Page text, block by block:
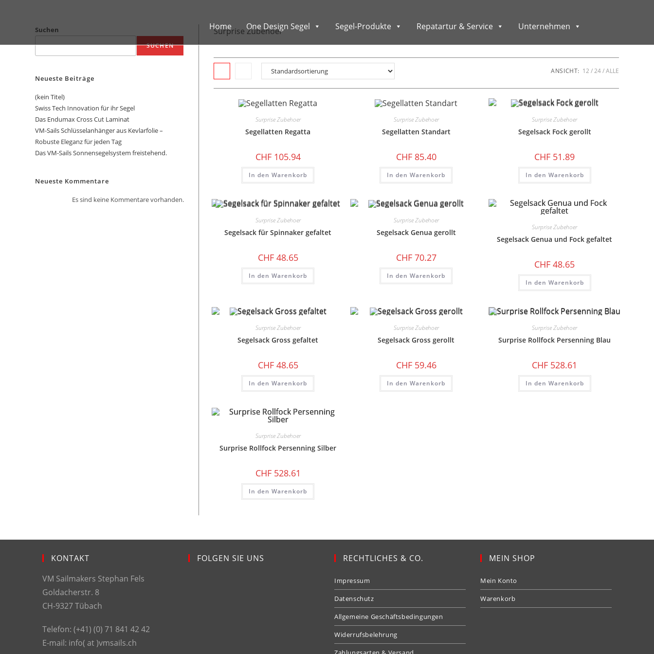
Home One Design Segel Segel-Produkte Repatartur & Service Unternehmen
Surprise Zubehoer
ANSICHT: 12 24 ALLE
Surprise Zubehoer
Segellatten Regatta
CHF105.94
In den Warenkorb
Surprise Zubehoer
Segellatten Standart
CHF85.40
In den Warenkorb
Surprise Zubehoer
Segelsack Fock gerollt
CHF 51.89
In den Warenkorb
Surprise Zubehoer
Segelsack für Spinnaker gefaltet
CHF48.65
In den Warenkorb
Surprise Zubehoer
Segelsack Genua gerollt
CHF70.27
In den Warenkorb
Surprise Zubehoer
Segelsack Genua und Fock gefaltet
CHF 48.65
In den Warenkorb
Surprise Zubehoer
Segelsack Gross gefaltet
CHF48.65
In den Warenkorb
Surprise Zubehoer
Segelsack Gross gerollt
CHF59.46
In den Warenkorb
Surprise Zubehoer
Surprise Rollfock Persenning Blau
CHF 528.61
In den Warenkorb
Surprise Zubehoer
Surprise Rollfock Persenning Silber
CHF528.61
In den Warenkorb
Suchen
SUCHEN
Neueste Beiträge
(kein Titel)
Swiss Tech Innovation für ihr Segel
Das Endumax Cross Cut Laminat
VM-Sails Schlüsselanhänger aus Kevlarfolie –
Robuste Eleganz für jeden Tag
Das VM-Sails Sonnensegelsystem freistehend.
Neueste Kommentare
Es sind keine Kommentare vorhanden.
KONTAKT
VM Sailmakers Stephan Fels
Goldacherstr. 8
CH-9327 Tübach
Telefon: (+41) (0) 71 841 42 42
E-mail: info( at )vmsails.ch
FOLGEN SIE UNS RECHTLICHES & CO.
Impressum
Datenschutz
Allgemeine Geschäftsbedingungen
Widerrufsbelehrung
MEIN SHOP
Mein Konto
Warenkorb